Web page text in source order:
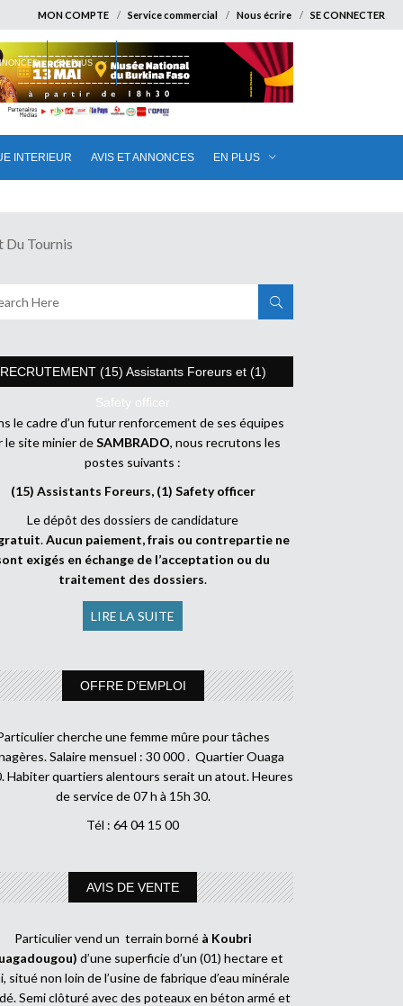
MON COMPTE Service commercial Nous écrire SE CONNECTER
INTERIEUR AVIS ET ANNONCES EN PLUS
EN PLUS
Du Tournis
RECRUTEMENT (15) Assistants Foreurs et (1)
Safety officer
le cadre d’un futur renforcement de ses équipes
le site minier deSAMBRADO, nous recrutons les
postes suivants :
(15) Assistants Foreurs, (1) Safety officer
Le dépôt des dossiers de candidature
.Aucun paiement, frais ou contrepartie ne
exigés en échange de l’acceptation ou du
traitement des dossiers.
LIRE LA SUITE
OFFRE D’EMPLOI
cherche une femme mûre pour tâches
Salaire mensuel : 30 000 . Quartier Ouaga
Habiter quartiers alentours serait un atout. Heures
de service de 07 h à 15h 30.
Tél : 64 04 15 00
AVIS DE VENTE
Particulier vend un terrain borné à Koubri
d’une superficie d’un (01) hectare et
situé non loin de l’usine de fabrique d’eau minérale
Semi clôturé avec des poteaux en béton armé et